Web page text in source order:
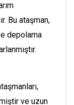
Bu ataşman,
depolama
ve uzun